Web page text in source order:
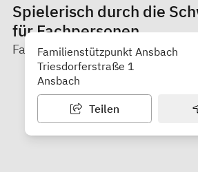
Spielerisch durch die
für Fachpersonen
Familienstützpunkt Ansbach
Familienstützpunkt Ansbach
Triesdorferstraße 1
Ansbach
Teilen